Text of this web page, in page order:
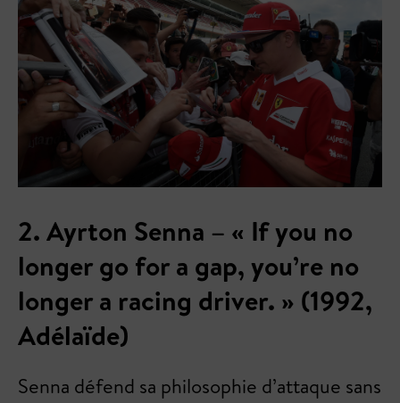
2. Ayrton Senna – « If you no
longer go for a gap, you’re no
longer a racing driver. » (1992,
Adélaïde)
Senna défend sa philosophie d’attaque sans